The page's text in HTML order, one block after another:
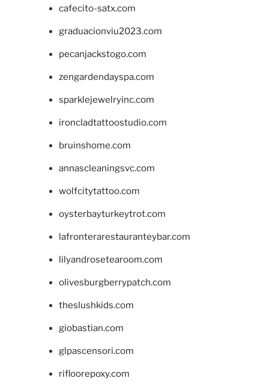
cafecito-satx.com
graduacionviu2023.com
pecanjackstogo.com
zengardendayspa.com
sparklejewelryinc.com
ironcladtattoostudio.com
bruinshome.com
annascleaningsvc.com
wolfcitytattoo.com
oysterbayturkeytrot.com
lafronterarestauranteybar.com
lilyandrosetearoom.com
olivesburgberrypatch.com
theslushkids.com
giobastian.com
glpascensori.com
rifloorepoxy.com